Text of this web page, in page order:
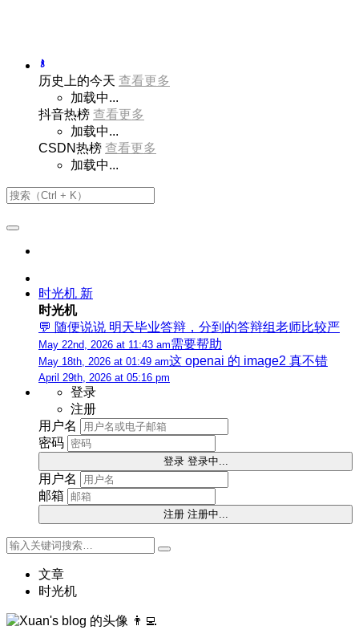
历史上的今天 查看更多
加载中...
抖音热榜 查看更多
加载中...
CSDN热榜 查看更多
加载中...
时光机 新
时光机
💬 随便说说 明天毕业答辩，分到的答辩组老师比较严
May 22nd, 2026 at 11:43 am需要帮助
May 18th, 2026 at 01:49 am这 openai 的 image2 真不错
April 29th, 2026 at 05:16 pm
登录
注册
用户名
密码
登录 登录中...
用户名
邮箱
注册 注册中...
文章
时光机
👨‍💻